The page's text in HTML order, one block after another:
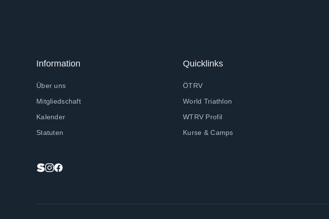
Information
Über uns
Mitgliedschaft
Kalender
Statuten
Quicklinks
ÖTRV
World Triathlon
WTRV Profil
Kurse & Camps